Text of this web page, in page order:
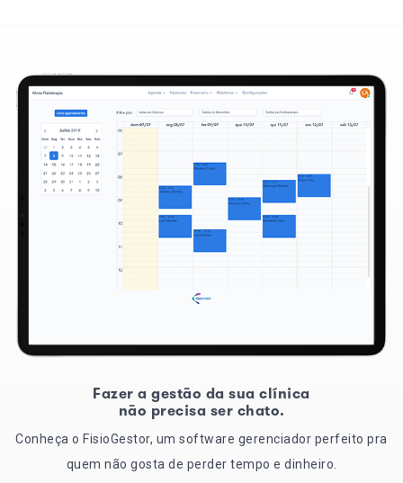
Fazer a gestão da sua clínica
não precisa ser chato.
Conheça o FisioGestor, um software gerenciador perfeito pra
quem não gosta de perder tempo e dinheiro.